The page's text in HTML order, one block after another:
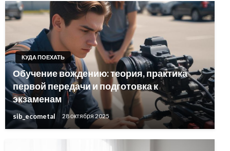
КУДА ПОЕХАТЬ
Обучение вождению: теория, практика
первой передачи и подготовка к
экзаменам
sib_ecometal 28 октября 2025